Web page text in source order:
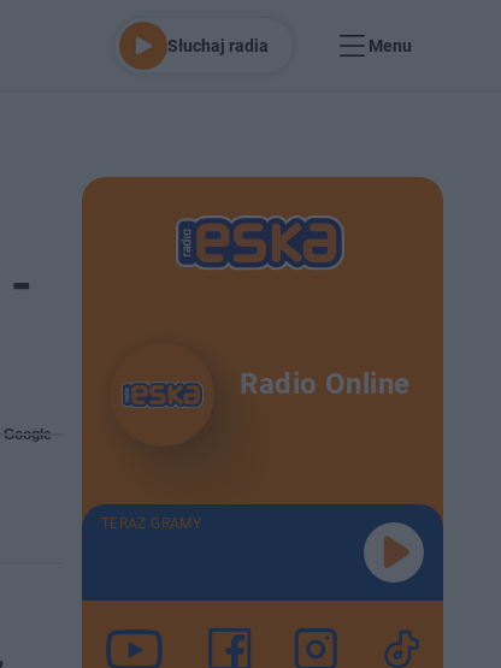
Słuchaj radia Menu
Google
Radio Online
TERAZ GRAMY